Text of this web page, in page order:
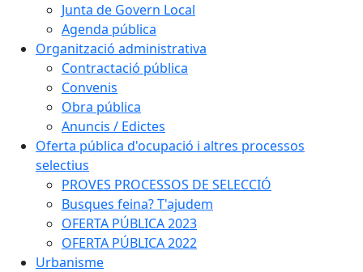
Junta de Govern Local
Agenda pública
Organització administrativa
Contractació pública
Convenis
Obra pública
Anuncis / Edictes
Oferta pública d'ocupació i altres processos
selectius
PROVES PROCESSOS DE SELECCIÓ
Busques feina? T'ajudem
OFERTA PÚBLICA 2023
OFERTA PÚBLICA 2022
Urbanisme